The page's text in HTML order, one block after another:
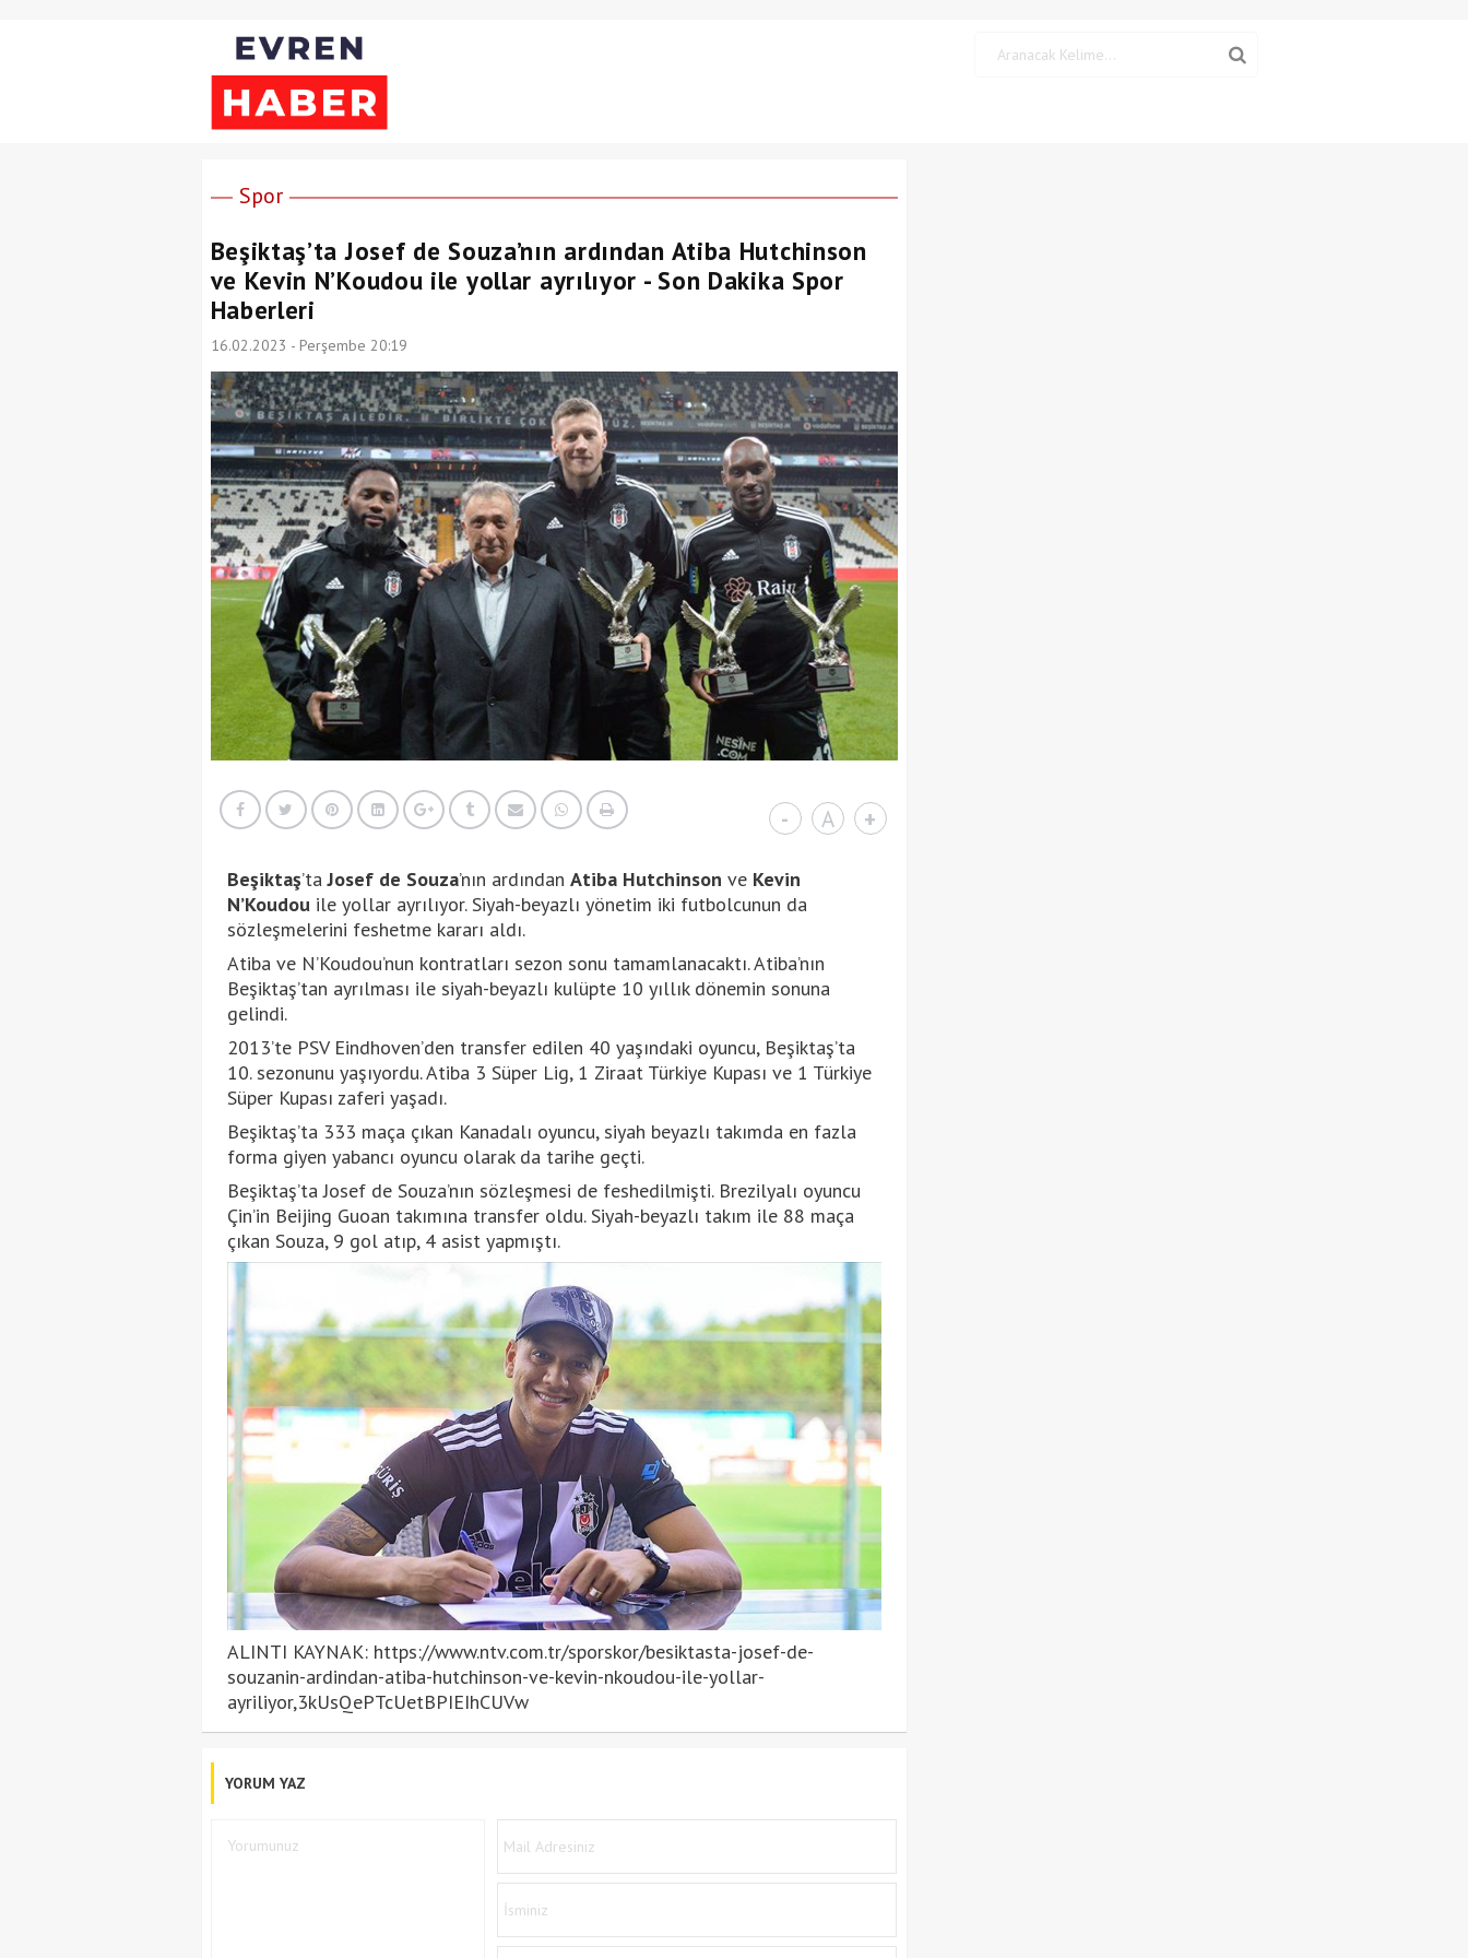
Spor
Beşiktaş’ta Josef de Souza’nın ardından Atiba Hutchinson
ve Kevin N’Koudou ile yollar ayrılıyor - Son Dakika Spor
Haberleri
16.02.2023 - Perşembe 20:19
- A +
Beşiktaş’taJosef de Souza’nın ardından Atiba Hutchinson ve Kevin
N’Koudouile yollar ayrılıyor. Siyah-beyazlı yönetim iki futbolcunun da
sözleşmelerini feshetme kararı aldı.
Atiba ve N’Koudou’nun kontratları sezon sonu tamamlanacaktı. Atiba’nın
Beşiktaş’tan ayrılması ile siyah-beyazlı kulüpte 10 yıllık dönemin sonuna
gelindi.
2013’te PSV Eindhoven’den transfer edilen 40 yaşındaki oyuncu, Beşiktaş’ta
10. sezonunu yaşıyordu. Atiba 3 Süper Lig, 1 Ziraat Türkiye Kupası ve 1 Türkiye
Süper Kupası zaferi yaşadı.
Beşiktaş’ta 333 maça çıkan Kanadalı oyuncu, siyah beyazlı takımda en fazla
forma giyen yabancı oyuncu olarak da tarihe geçti.
Beşiktaş’ta Josef de Souza’nın sözleşmesi de feshedilmişti. Brezilyalı oyuncu
Çin’in Beijing Guoan takımına transfer oldu. Siyah-beyazlı takım ile 88 maça
çıkan Souza, 9 gol atıp, 4 asist yapmıştı.
ALINTI KAYNAK: https://www.ntv.com.tr/sporskor/besiktasta-josef-de-
souzanin-ardindan-atiba-hutchinson-ve-kevin-nkoudou-ile-yollar-
ayriliyor,3kUsQePTcUetBPIEIhCUVw
YORUM YAZ